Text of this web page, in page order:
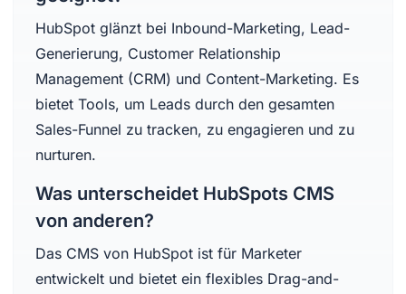
HubSpot glänzt bei Inbound-Marketing, Lead-
Generierung, Customer Relationship
Management (CRM) und Content-Marketing. Es
bietet Tools, um Leads durch den gesamten
Sales-Funnel zu tracken, zu engagieren und zu
nurturen.
Was unterscheidet HubSpots CMS
von anderen?
Das CMS von HubSpot ist für Marketer
entwickelt und bietet ein flexibles Drag-and-